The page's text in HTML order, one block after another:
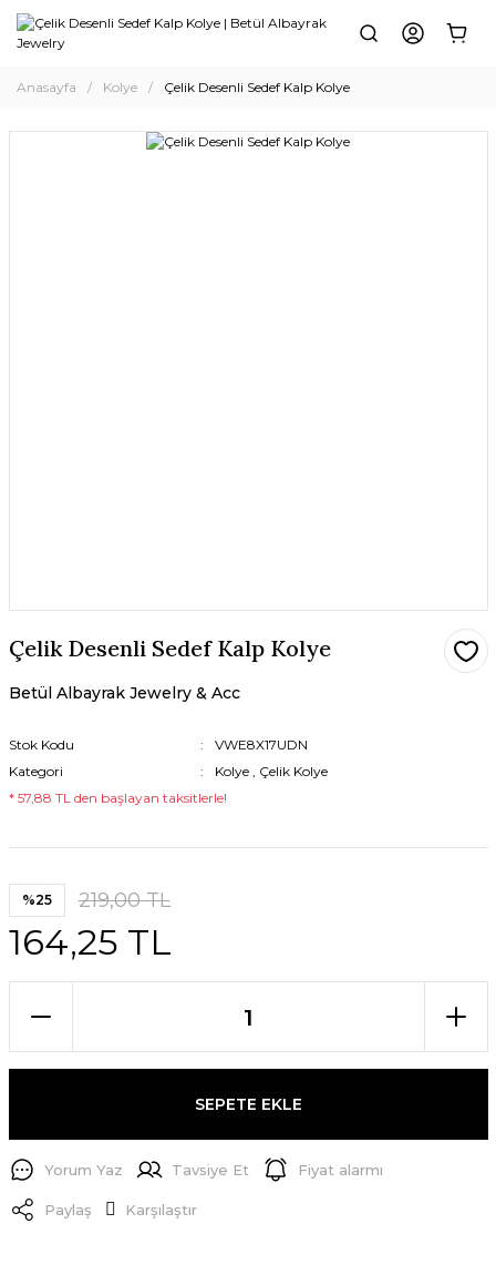
Anasayfa Kolye Çelik Desenli Sedef Kalp Kolye
Çelik Desenli Sedef Kalp Kolye
Betül Albayrak Jewelry & Acc
Stok Kodu
VWE8X17UDN
Kategori
Kolye , Çelik Kolye
* 57,88 TL den başlayan taksitlerle!
%25 219,00 TL
164,25 TL
SEPETE EKLE
Yorum Yaz Tavsiye Et Fiyat alarmı
Paylaş Karşılaştır